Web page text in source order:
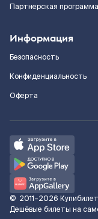
Партнерская программа
Информация
Безопасность
Конфиденциальность
Оферта
© 2011–2026 Купибилет
Дешёвые билеты на